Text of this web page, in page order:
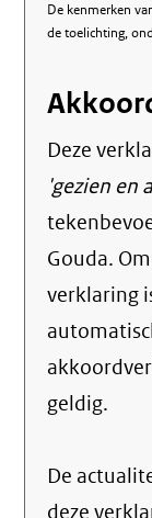
De kenmerken
de toelichting,
Deze
'gezien en
Gouda.
verklaring
geldig.
De
deze